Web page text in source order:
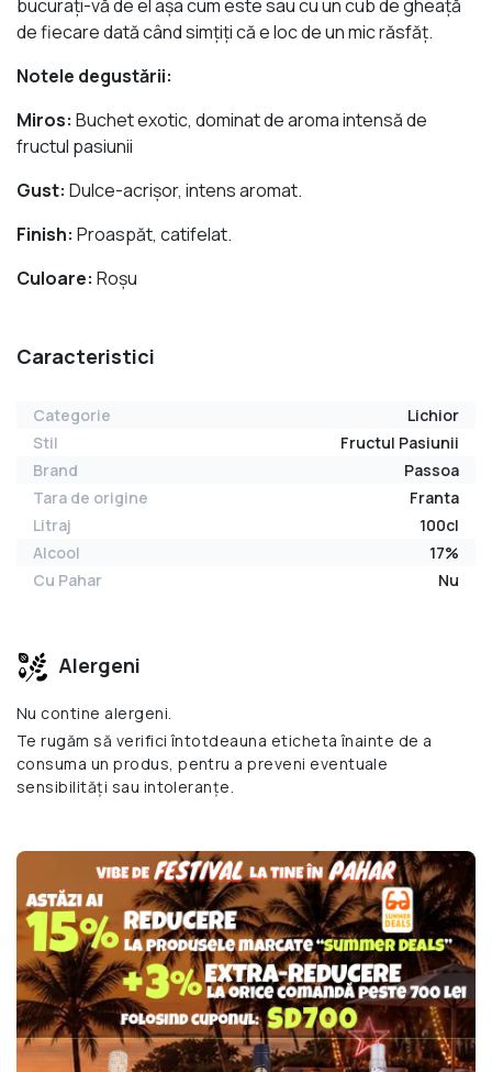
bucuraţi-vă de el aşa cum este sau cu un cub de gheaţă
de fiecare dată când simţiţi că e loc de un mic răsfăţ.
Notele degustării:
Miros: Buchet exotic, dominat de aroma intensă de
fructul pasiunii
Gust: Dulce-acrişor, intens aromat.
Finish: Proaspăt, catifelat.
Culoare: Roșu
Caracteristici
Categorie
Lichior
Stil
Fructul Pasiunii
Brand
Passoa
Tara de origine
Franta
Litraj
100cl
Alcool
17%
Cu Pahar
Nu
Alergeni
Nu contine alergeni.
Te rugăm să verifici întotdeauna eticheta înainte de a
consuma un produs, pentru a preveni eventuale
sensibilități sau intoleranțe.